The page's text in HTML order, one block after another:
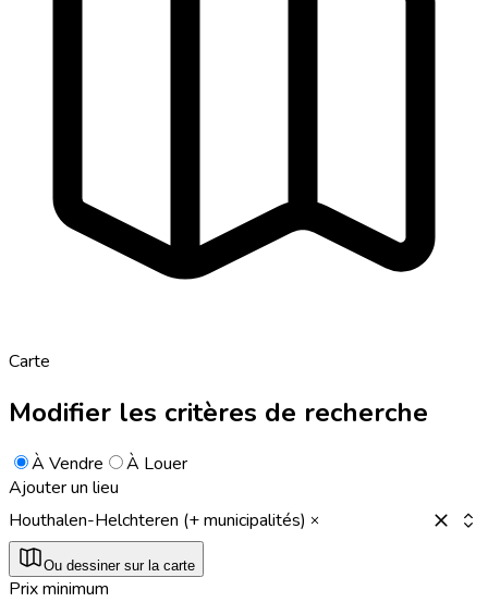
Carte
Modifier les critères de recherche
À Vendre
À Louer
Ajouter un lieu
Houthalen-Helchteren (+ municipalités)
Ou dessiner sur la carte
Prix minimum